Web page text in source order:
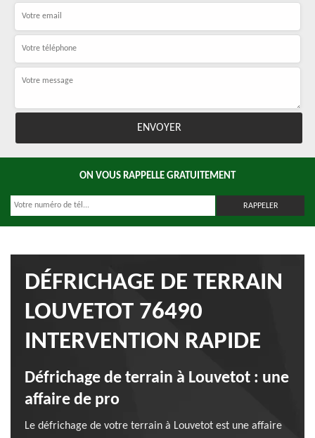
ON VOUS RAPPELLE GRATUITEMENT
DÉFRICHAGE DE TERRAIN
LOUVETOT 76490
INTERVENTION RAPIDE
Défrichage de terrain à Louvetot : une
affaire de pro
Le défrichage de votre terrain à Louvetot est une affaire